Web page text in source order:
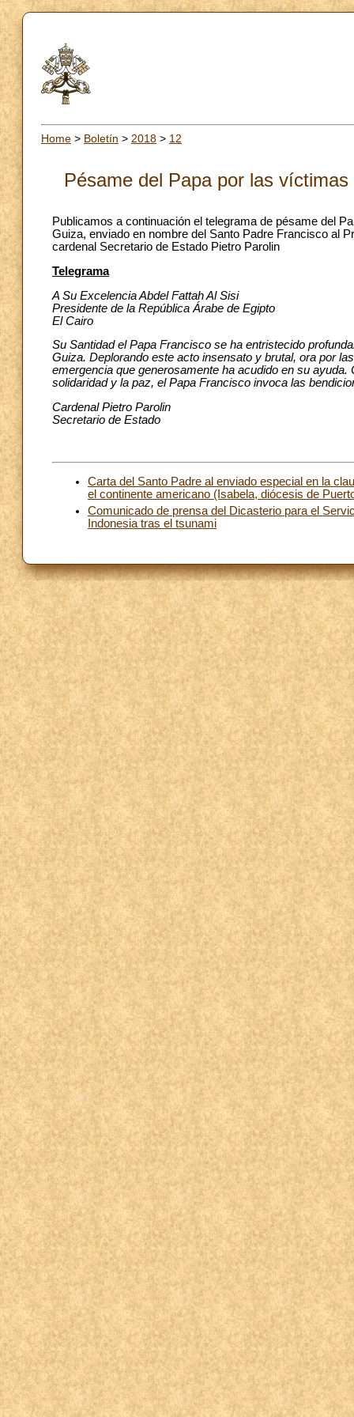
Home > Boletín > 2018 > 12
Pésame del Papa por las
Publicamos a continuación el telegrama de pésame del
Guiza, enviado en nombre del Santo Padre Francisco al
cardenal Secretario de Estado Pietro Parolin
Telegrama
A Su Excelencia Abdel Fattah Al Sisi
Presidente de la República Árabe de Egipto
El Cairo
Su Santidad el Papa Francisco se ha entristecido
Guiza. Deplorando este acto insensato y brutal, ora por
emergencia que generosamente ha acudido en su
solidaridad y la paz, el Papa Francisco invoca las
Cardenal Pietro Parolin
Secretario de Estado
Carta del Santo Padre al enviado especial en la
el continente americano (Isabela, diócesis de
Comunicado de prensa del Dicasterio para el
Indonesia tras el tsunami